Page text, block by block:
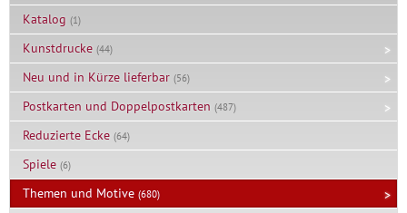
Katalog (1)
Kunstdrucke (44)
Neu und in Kürze lieferbar (56)
Postkarten und Doppelpostkarten (487)
Reduzierte Ecke (64)
Spiele (6)
Themen und Motive (680)